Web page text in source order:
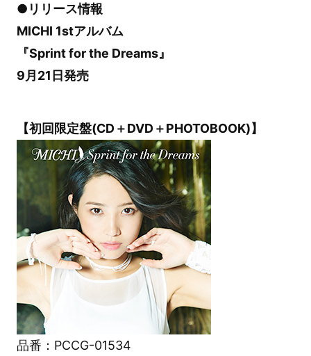
●リリース情報
MICHI 1stアルバム
『Sprint for the Dreams』
9月21日発売
【初回限定盤(CD＋DVD＋PHOTOBOOK)】
品番：PCCG-01534